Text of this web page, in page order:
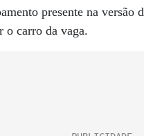
presente na versão
o carro da vaga.